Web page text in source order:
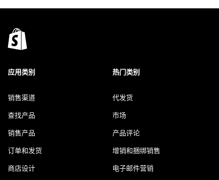
应用类别
销售渠道
查找产品
销售产品
订单和发货
商店设计
热门类别
代发货
市场
产品评论
增销和捆绑销售
电子邮件营销